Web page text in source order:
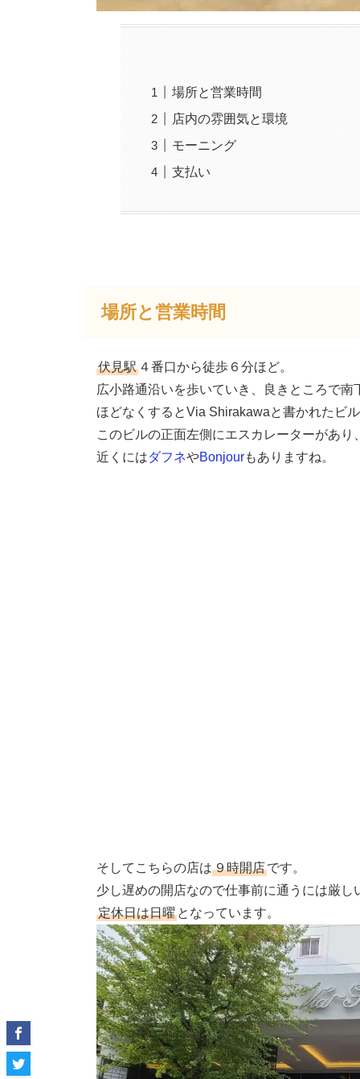
場所と営業時間
店内の雰囲気と環境
モーニング
支払い
場所と営業時間
伏見駅 ４番口から徒歩６分ほど。
広小路通沿いを歩いていき、良きところで南
ほどなくするとVia Shirakawaと書かれたビ
このビルの正面左側にエスカレーターがあ
近くにはダフネやBonjourもありますね。
そしてこちらの店は９時開店です。
少し遅めの開店なので仕事前に通うには厳し
定休日は日曜 となっています。